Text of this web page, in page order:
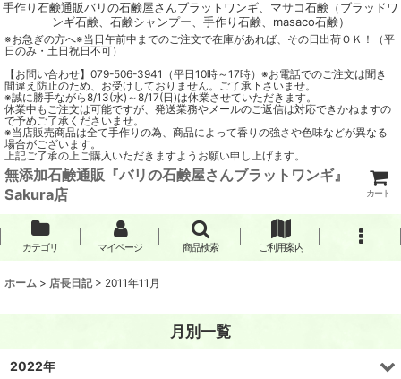
手作り石鹸通販バリの石鹸屋さんブラットワンギ、マサコ石鹸（ブラッドワ
ンギ石鹸、石鹸シャンプー、手作り石鹸、masaco石鹸）
※お急ぎの方へ※当日午前中までのご注文で在庫があれば、その日出荷ＯＫ！（平
日のみ・土日祝日不可）
【お問い合わせ】079-506-3941（平日10時～17時）※お電話でのご注文は聞き
間違え防止のため、お受けしておりません。ご了承下さいませ。
※誠に勝手ながら8/13(水)～8/17(日)は休業させていただきます。
休業中もご注文は可能ですが、発送業務やメールのご返信は対応できかねますの
で予めご了承くださいませ。
※当店販売商品は全て手作りの為、商品によって香りの強さや色味などが異なる
場合がございます。
上記ご了承の上ご購入いただきますようお願い申し上げます。
無添加石鹸通販『バリの石鹸屋さんブラットワンギ』
Sakura店
カート
カテゴリ マイページ 商品検索 ご利用案内
ホーム > 店長日記 > 2011年11月
月別一覧
2022年